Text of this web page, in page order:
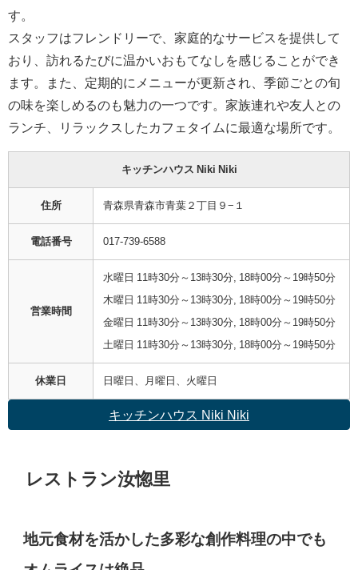
す。
スタッフはフレンドリーで、家庭的なサービスを提供して
おり、訪れるたびに温かいおもてなしを感じることができ
ます。また、定期的にメニューが更新され、季節ごとの旬
の味を楽しめるのも魅力の一つです。家族連れや友人との
ランチ、リラックスしたカフェタイムに最適な場所です。
キッチンハウス Niki Niki
住所 青森県青森市青葉２丁目９−１
電話番号 017-739-6588
営業時間
水曜日 11時30分～13時30分, 18時00分～19時50分
木曜日 11時30分～13時30分, 18時00分～19時50分
金曜日 11時30分～13時30分, 18時00分～19時50分
土曜日 11時30分～13時30分, 18時00分～19時50分
休業日 日曜日、月曜日、火曜日
キッチンハウス Niki Niki
レストラン汝惚里
地元食材を活かした多彩な創作料理の中でも